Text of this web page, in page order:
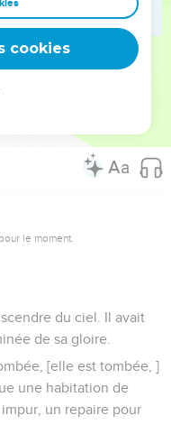
réaliser son propre
donnant leur royauté
Dieu soient
le moment.
du ciel. Il avait
de sa gloire.
[elle est tombée, ]
une habitation de
un repaire pour
cookies